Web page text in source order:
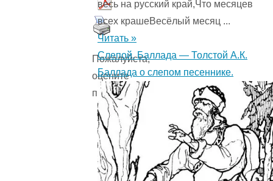
Пожалуйста,
оцените
произведение
весь на русский край,Что месяцев
всех крашеВесёлый месяц ...
Читать »
Слепой. Баллада — Толстой А.К.
Баллада о слепом песеннике.